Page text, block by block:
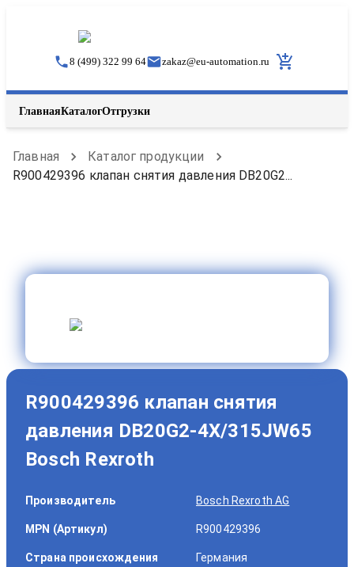
8 (499) 322 99 64 zakaz@eu-automation.ru
ГлавнаяКаталогОтгрузки
Главная
Каталог продукции
R900429396 клапан снятия давления DB20G2...
R900429396 клапан снятия
давления DB20G2-4X/315JW65
Bosch Rexroth
Производитель Bosch Rexroth AG
MPN (Артикул) R900429396
Страна происхождения Германия